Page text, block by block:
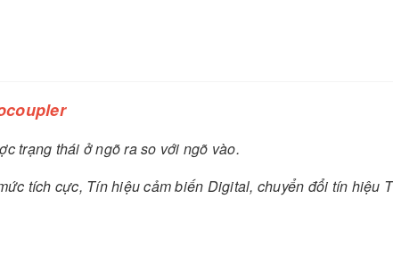
trạng thái ở ngõ ra so với ngõ vào.
tích cực, Tín hiệu cảm biến Digital, chuyển đổi tín hiệu